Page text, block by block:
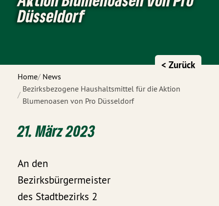
Düsseldorf
Home News
Bezirksbezogene Haushaltsmittel für die Aktion
Blumenoasen von Pro Düsseldorf
< Zurück
21. März 2023
An den
Bezirksbürgermeister
des Stadtbezirks 2